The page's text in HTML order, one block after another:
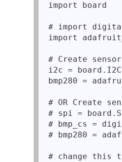
import board
# import
import
# Create
i2c =
bmp280 =
# OR Create
# spi =
# bmp_cs =
# bmp280 =
# change this